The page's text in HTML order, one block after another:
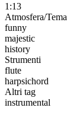
1:13
Atmosfera/Tema
funny
majestic
history
Strumenti
flute
harpsichord
Altri tag
instrumental